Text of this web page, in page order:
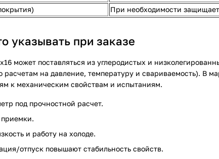
При необходимости
указывать при заказе
может поставляться из углеродистых и
на давление, температуру и свариваемость). В
к механическим свойствам и испытаниям.
под прочностной расчет.
и работу на холоде.
отпуск повышают стабильность свойств.